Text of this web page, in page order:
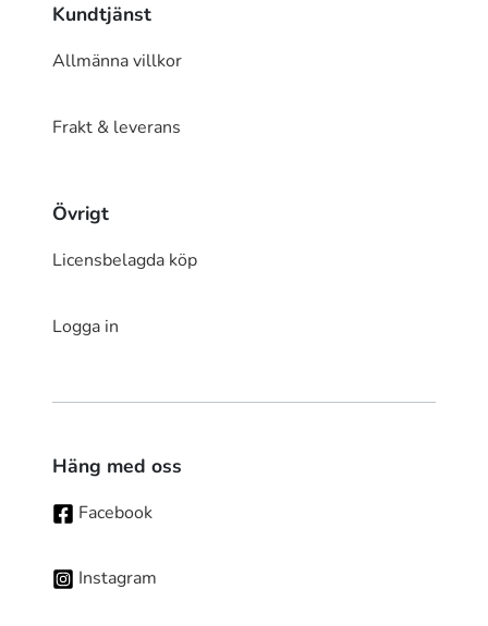
Kundtjänst
Allmänna villkor
Frakt & leverans
Övrigt
Licensbelagda köp
Logga in
Häng med oss
Facebook
Instagram